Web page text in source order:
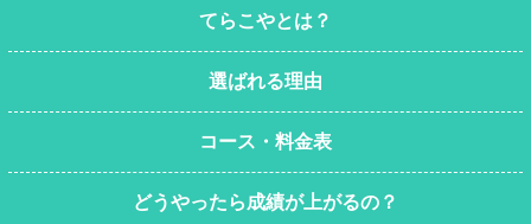
てらこやとは？
選ばれる理由
コース・料金表
どうやったら成績が上がるの？